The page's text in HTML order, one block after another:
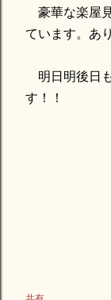
豪華な楽屋
ています。あ
明日明後日
す！！